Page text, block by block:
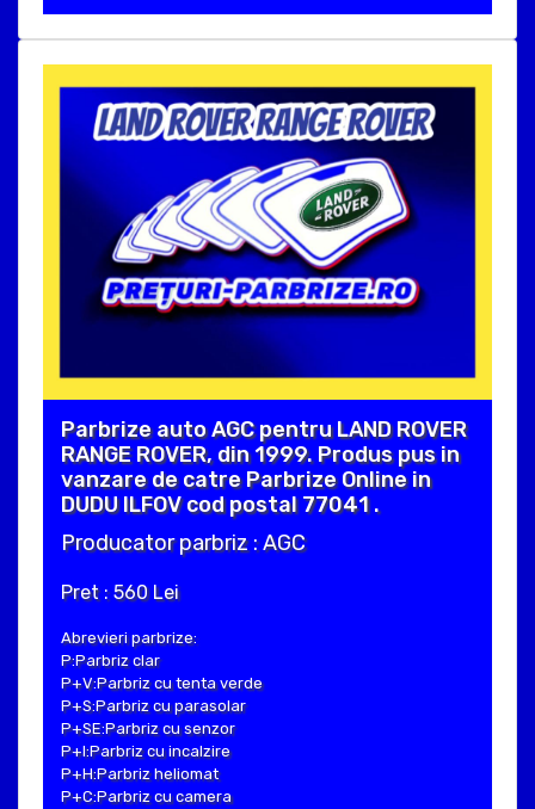
Parbrize auto AGC pentru LAND ROVER
RANGE ROVER, din 1999. Produs pus in
vanzare de catre Parbrize Online in
DUDU ILFOV cod postal 77041 .
Producator parbriz : AGC
Pret : 560 Lei
Abrevieri parbrize:
P:Parbriz clar
P+V:Parbriz cu tenta verde
P+S:Parbriz cu parasolar
P+SE:Parbriz cu senzor
P+I:Parbriz cu incalzire
P+H:Parbriz heliomat
P+C:Parbriz cu camera